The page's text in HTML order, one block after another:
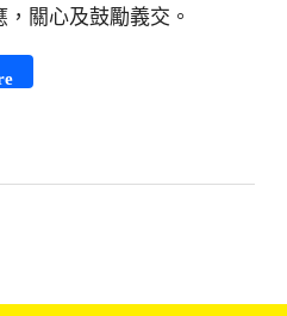
關心及鼓勵義交。